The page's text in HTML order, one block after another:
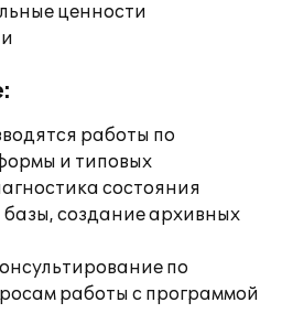
ценности
работы по
и типовых
состояния
создание архивных
по
работы с программой